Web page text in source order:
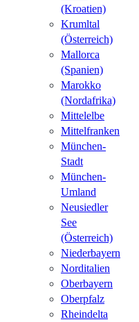
(Kroatien)
Krumltal
(Österreich)
Mallorca
(Spanien)
Marokko
(Nordafrika)
Mittelelbe
Mittelfranken
München-
Stadt
München-
Umland
Neusiedler
See
(Österreich)
Niederbayern
Norditalien
Oberbayern
Oberpfalz
Rheindelta